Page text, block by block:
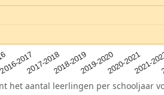
20172017-20182018-20192019-20202020-20212021-
het aantal leerlingen per schooljaar